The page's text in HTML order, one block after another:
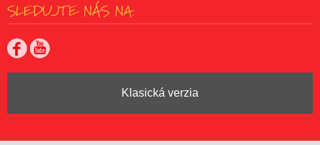
SLEDUJTE NÁS NA:
Klasická verzia